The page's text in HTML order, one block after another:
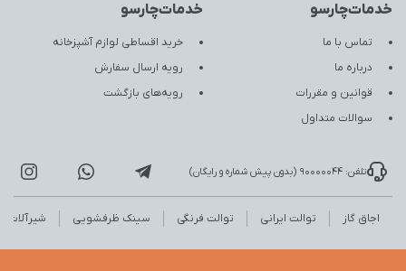
خدمات‌چارسو
تماس با ما
درباره ما
قوانین و مقررات
سوالات متداول
خدمات‌چارسو
خرید اقساطی لوازم آشپزخانه
رویه ارسال سفارش
رویه‌های بازگشت
تلفن: 90000044 (بدون پیش شماره و رایگان)
اجاق گاز توالت ایرانی توالت فرنگی سینک ظرفشویی شیرآلات